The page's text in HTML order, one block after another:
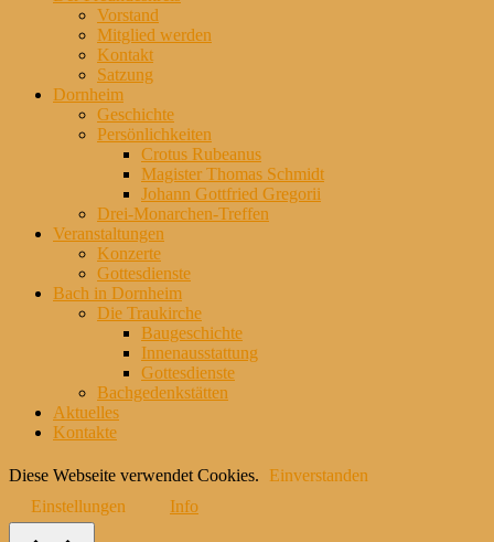
Vorstand
Mitglied werden
Kontakt
Satzung
Dornheim
Geschichte
Persönlichkeiten
Crotus Rubeanus
Magister Thomas Schmidt
Johann Gottfried Gregorii
Drei-Monarchen-Treffen
Veranstaltungen
Konzerte
Gottesdienste
Bach in Dornheim
Die Traukirche
Baugeschichte
Innenausstattung
Gottesdienste
Bachgedenkstätten
Aktuelles
Kontakte
Diese Webseite verwendet Cookies.
Einverstanden
Einstellungen
Info